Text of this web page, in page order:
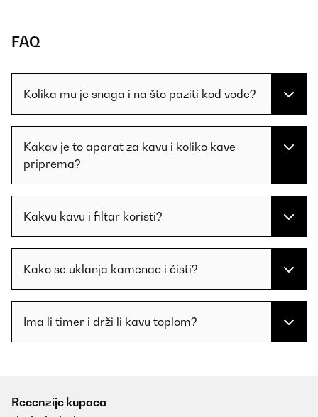
FAQ
Kolika mu je snaga i na što paziti kod vode?
Kakav je to aparat za kavu i koliko kave
priprema?
Kakvu kavu i filtar koristi?
Kako se uklanja kamenac i čisti?
Ima li timer i drži li kavu toplom?
Recenzije kupaca